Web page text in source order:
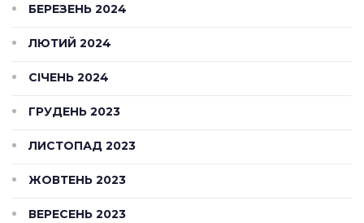
БЕРЕЗЕНЬ 2024
ЛЮТИЙ 2024
СІЧЕНЬ 2024
ГРУДЕНЬ 2023
ЛИСТОПАД 2023
ЖОВТЕНЬ 2023
ВЕРЕСЕНЬ 2023